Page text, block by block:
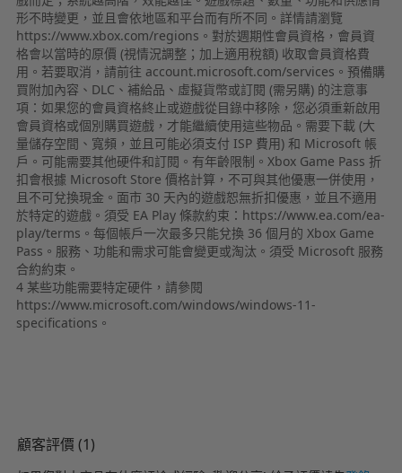
形不時變更，並且會依地區和平台而有所不同。詳情請瀏覽
https://www.xbox.com/regions。對於週期性會員資格，會員資
格會以當時的原價 (視情況調整；加上適用稅額) 收取會員資格費
用。若要取消，請前往 account.microsoft.com/services。預備購
買附加內容、DLC、補給品、虛擬貨幣或訂閱 (需另購) 的注意事
項：如果您的會員資格終止或遊戲從目錄中移除，您必須重新啟用
會員資格或個別購買遊戲，才能繼續使用這些物品。需要下載 (大
量儲存空間、寬頻，並且可能必須支付 ISP 費用) 和 Microsoft 帳
戶。可能需要其他硬件和訂閱。有年齡限制。Xbox Game Pass 折
扣會根據 Microsoft Store 價格計算，不可與其他優惠一併使用，
且不可兌換現金。面市 30 天內的遊戲恕無折扣優惠，並且不適用
於特定的遊戲。須受 EA Play 條款約束：https://www.ea.com/ea-
play/terms。每個帳戶一次最多只能兌換 36 個月的 Xbox Game
Pass。服務、功能和需求可能會變更或淘汰。須受 Microsoft 服務
合約約束。
4 某些功能需要特定硬件，請參閱
https://www.microsoft.com/windows/windows-11-
specifications。
顧客評價 (1)